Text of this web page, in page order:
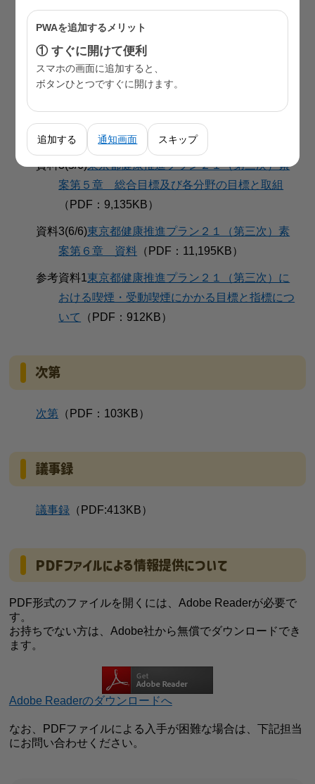
資料3(3/6) 東京都健康推進プラン２１（第三次）素
案第３章 都民の健康をめぐる状況
6,164KB）
（PDF：2,802KB）
資料3(5/6)東京都健康推進プラン２１（第三次）素
案第５章 総合目標及び各分野の目標と取組
（PDF：9,135KB）
資料3(6/6)東京都健康推進プラン２１（第三次）素
案第６章 資料 （PDF：11,195KB）
参考資料1東京都健康推進プラン２１（第三次）に
おける喫煙・受動喫煙にかかる目標と指標につ
いて
（PDF：912KB）
次第
次第 （PDF：103KB）
議事録
議事録 （PDF:413KB）
PDFファイルによる情報提供について
PDF形式のファイルを開くには、Adobe Readerが必要で
す。
お持ちでない方は、Adobe社から無償でダウンロードでき
ます。
Adobe Readerのダウンロードへ
なお、PDFファイルによる入手が困難な場合は、下記担当
にお問い合わせください。
PWAを追加するメリット
① すぐに開けて便利
スマホの画面に追加すると、
ボタンひとつですぐに開けます。
追加する 通知画面 スキップ